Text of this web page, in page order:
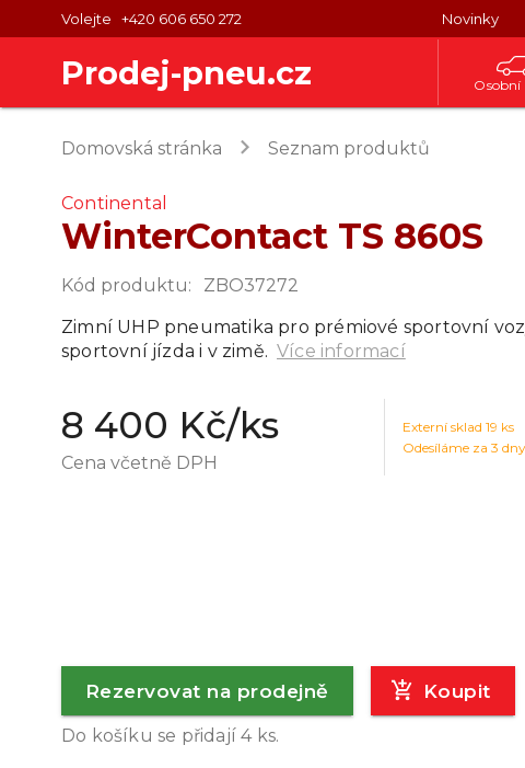
Volejte +420 606 650 272 Novinky
Prodej-pneu.cz Osobní
Domovská stránka keyboard_arrow_right Seznam produktů
Continental
WinterContact TS 860S
Kód produktu:
ZBO37272
Zimní UHP pneumatika pro prémiové sportovní
sportovní jízda i v zimě. Více informací
8 400 Kč/ks
Cena včetně DPH
Externí sklad 19 ks
Odesíláme za 3 dny
Rezervovat na prodejně Koupit
Do košíku se přidají4ks.